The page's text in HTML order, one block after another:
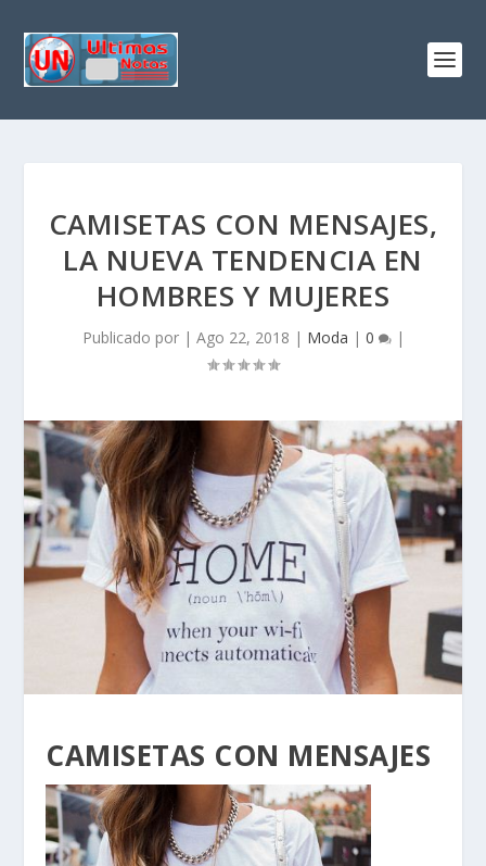
CAMISETAS CON MENSAJES,
LA NUEVA TENDENCIA EN
HOMBRES Y MUJERES
Publicado por | Ago 22, 2018 | Moda | 0 |
CAMISETAS CON MENSAJES